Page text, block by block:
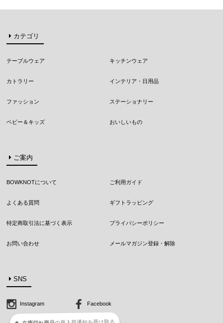
カテゴリ
テーブルウェア キッチンウェア
カトラリー インテリア・日用品
ファッション ステーショナリー
ベビー＆キッズ おいしいもの
ご案内
BOWKNOTについて ご利用ガイド
よくある質問 ギフトラッピング
特定商取引法に基づく表示 プライバシーポリシー
お問い合わせ メールマガジン登録・解除
SNS
Instagram Facebook